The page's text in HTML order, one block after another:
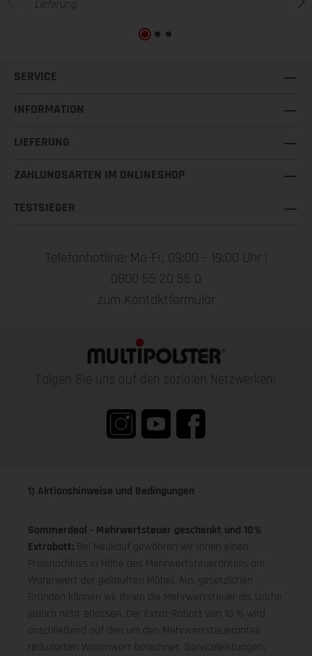
Lieferung.
SERVICE
INFORMATION
LIEFERUNG
ZAHLUNGSARTEN IM ONLINESHOP
TESTSIEGER
Telefonhotline: Mo-Fr, 09:00 – 19:00 Uhr |
0800 55 20 55 0
zum Kontaktformular
Folgen Sie uns auf den sozialen Netzwerken:
1) Aktionshinweise und Bedingungen
Sommerdeal - Mehrwertsteuer geschenkt und 10%
Extrabatt: Bei Neukauf gewähren wir Ihnen einen
Preisnachlass in Höhe des Mehrwertsteueranteils am
Warenwert der gekauften Möbel. Aus gesetzlichen
Gründen können wir Ihnen die Mehrwertsteuer als solche
jedoch nicht erlassen. Der Extra-Rabatt von 10 % wird
anschließend auf den um den Mehrwertsteueranteil
reduzierten Warenwert berechnet. Serviceleistungen,